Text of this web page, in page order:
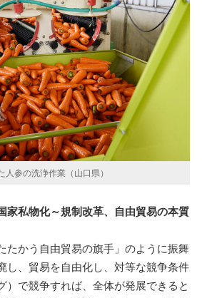
人参の洗浄作業（山口県）
家私物化～規制改革、自由貿易の本質
かう自由貿易の旗手」のように振舞
し、貿易を自由化し、対等な競争条件
）で競争すれば、全体が発展できると